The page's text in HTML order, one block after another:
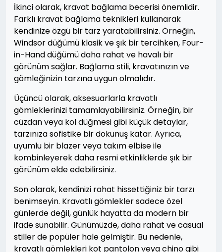
İkinci olarak, kravat bağlama becerisi önemlidir.
Farklı kravat bağlama teknikleri kullanarak
kendinize özgü bir tarz yaratabilirsiniz. Örneğin,
Windsor düğümü klasik ve şık bir tercihken, Four-
in-Hand düğümü daha rahat ve havalı bir
görünüm sağlar. Bağlama stili, kravatınızın ve
gömleğinizin tarzına uygun olmalıdır.
Üçüncü olarak, aksesuarlarla kravatlı
gömleklerinizi tamamlayabilirsiniz. Örneğin, bir
cüzdan veya kol düğmesi gibi küçük detaylar,
tarzınıza sofistike bir dokunuş katar. Ayrıca,
uyumlu bir blazer veya takım elbise ile
kombinleyerek daha resmi etkinliklerde şık bir
görünüm elde edebilirsiniz.
Son olarak, kendinizi rahat hissettiğiniz bir tarzı
benimseyin. Kravatlı gömlekler sadece özel
günlerde değil, günlük hayatta da modern bir
ifade sunabilir. Günümüzde, daha rahat ve casual
stiller de popüler hale gelmiştir. Bu nedenle,
kravatlı gömlekleri kot pantolon veya chino gibi